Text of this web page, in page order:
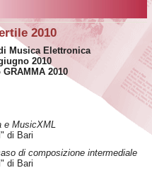
2010
Musica Elettronica
2010
2010
e MusicXML
di Bari
di composizione intermediale
di Bari